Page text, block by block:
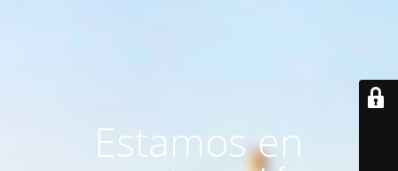
Estamos en